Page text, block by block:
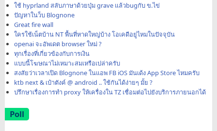
ใช้ hyprland สลับภาษาด้วยปุ่ม grave แล้วbugกับ ข.ไข่
ปัญหาในว็บ Blognone
Great fire wall
ใครใช้เน็ตบ้าน NT พื้นที่หาดใหญ่บ้าง โอเคดีอยู่ไหมในปัจจุบัน
openai จะอัพเดต browser ใหม่ ?
ทุกเรื่องที่เกี่ยวข้องกับการเงิน
แบบนี้โฆษณาไม่เหมาะสมเหรือเปล่าครับ
สงสัยว่าเวลาเปิด Blognone ในแอพ FB iOS มันเด้ง App Store ไหมครับ
ktb next & เป๋าตังค์ @ android .. ใช้กันได้ง่ายๆ มั้ย ?
ปรึกษาเรื่องการทำ proxy ให้เครื่องใน TZ เชื่อมต่อไปยังบริการภายนอกได้
Poll